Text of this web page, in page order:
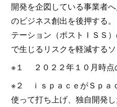
開発を企図している事業者
のビジネス創出を後押する
テーション（ポストＩＳＳ
で生じるリスクを軽減する
※１ ２０２２年１０月時点
※２ ｉｓｐａｃｅがＳｐａ
使って打ち上げ、独自開発